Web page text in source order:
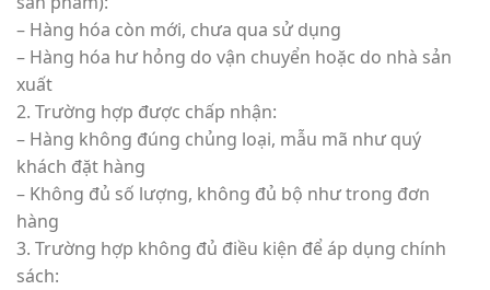
– Hàng hóa còn mới, chưa qua sử dụng
– Hàng hóa hư hỏng do vận chuyển hoặc do nhà sản
xuất
2. Trường hợp được chấp nhận:
– Hàng không đúng chủng loại, mẫu mã như quý
khách đặt hàng
– Không đủ số lượng, không đủ bộ như trong đơn
hàng
3. Trường hợp không đủ điều kiện để áp dụng chính
sách: